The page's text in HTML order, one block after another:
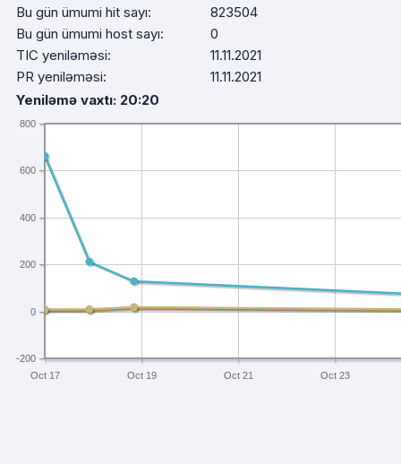
Bu gün ümumi hit sayı:
Bu gün ümumi host sayı:
TIC yeniləməsi:
PR yeniləməsi:
823504
0
11.11.2021
11.11.2021
Yeniləmə vaxtı: 20:20
Oct 17 Oct 19 Oct 21 Oct 23
-200
0
200
400
600
800